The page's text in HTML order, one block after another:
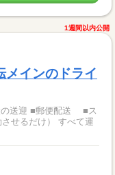
1週間以内公開
インのドライ
の送迎 ■郵便配送 ■ス
け） すべて運